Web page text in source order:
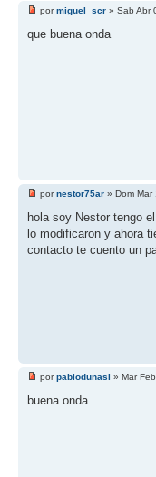
pormiguel_scr » Sab Abr
que buena onda
pornestor75ar » Dom Mar
hola soy Nestor tengo
lo modificaron y ahora
contacto te cuento un
porpablodunasl » Mar
buena onda...